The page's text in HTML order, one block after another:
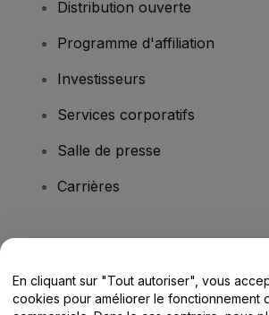
Distribution ouverte
Programme d'affiliation
Investisseurs
Services corporatifs
Salle de presse
Carrières
Centre d'assistance / Nous
En cliquant sur "Tout autoriser", vous
cookies pour améliorer le fonctionnement